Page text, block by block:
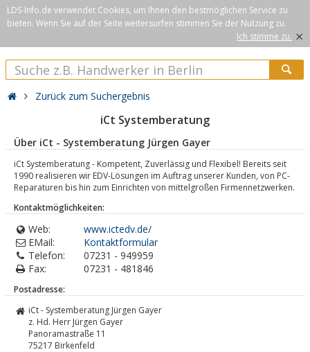
LDS-Info.de verwendet Cookies, um Ihnen den bestmöglichen Service zu
bieten. Wenn Sie auf der Seite weitersurfen stimmen Sie der Nutzung zu.
Ich stimme zu. ×
Zurück zum Suchergebnis
iCt Systemberatung
Über iCt - Systemberatung Jürgen Gayer
iCt Systemberatung - Kompetent, Zuverlässig und Flexibel! Bereits seit
1990 realisieren wir EDV-Lösungen im Auftrag unserer Kunden, von PC-
Reparaturen bis hin zum Einrichten von mittelgroßen Firmennetzwerken.
Kontaktmöglichkeiten:
Web:
www.ictedv.de/
EMail:
Kontaktformular
Telefon:
07231 - 949959
Fax:
07231 - 481846
Postadresse:
iCt - Systemberatung Jürgen Gayer
z. Hd. Herr Jürgen Gayer
Panoramastraße 11
75217 Birkenfeld